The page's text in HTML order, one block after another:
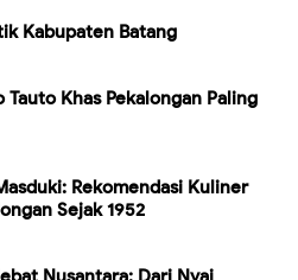
Kabupaten Batang
Tauto Khas Pekalongan Paling
Rekomendasi Kuliner
Sejak 1952